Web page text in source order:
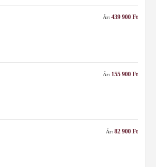
Ár: 439 900 Ft
Ár: 155 900 Ft
Ár: 82 900 Ft